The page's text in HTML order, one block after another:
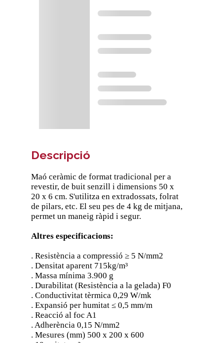
Descripció
Maó ceràmic de format tradicional per a
revestir, de buit senzill i dimensions 50 x
20 x 6 cm. S'utilitza en extradossats, folrat
de pilars, etc. El seu pes de 4 kg de mitjana,
permet un maneig ràpid i segur.
Altres especificacions:
. Resistència a compressió ≥ 5 N/mm2
. Densitat aparent 715kg/m³
. Massa mínima 3.900 g
. Durabilitat (Resistència a la gelada) F0
. Conductivitat tèrmica 0,29 W/mk
. Expansió per humitat ≤ 0,5 mm/m
. Reacció al foc A1
. Adherència 0,15 N/mm2
. Mesures (mm) 500 x 200 x 600